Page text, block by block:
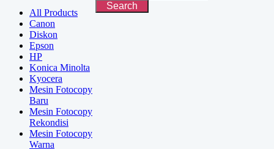
All Products
Canon
Diskon
Epson
HP
Konica Minolta
Kyocera
Mesin Fotocopy
Baru
Mesin Fotocopy
Rekondisi
Mesin Fotocopy
Warna
Search